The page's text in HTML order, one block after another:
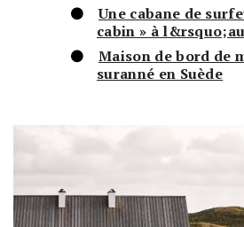
Une cabane de
cabin » à
Maison de bord de
suranné en Suède